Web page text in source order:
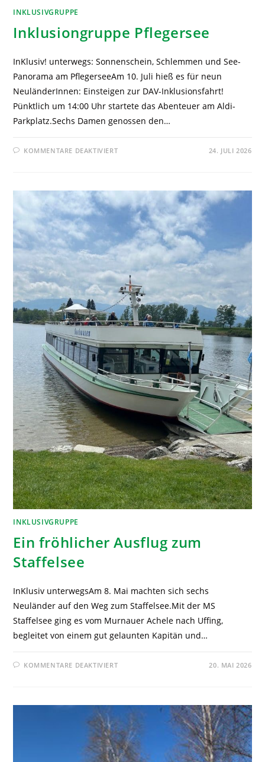
INKLUSIVGRUPPE
Inklusiongruppe Pflegersee
InKlusiv! unterwegs: Sonnenschein, Schlemmen und See-
Panorama am PflegerseeAm 10. Juli hieß es für neun
NeuländerInnen: Einsteigen zur DAV-Inklusionsfahrt!
Pünktlich um 14:00 Uhr startete das Abenteuer am Aldi-
Parkplatz.Sechs Damen genossen den…
KOMMENTARE DEAKTIVIERT 24. JULI 2026
INKLUSIVGRUPPE
Ein fröhlicher Ausflug zum
Staffelsee
InKlusiv unterwegsAm 8. Mai machten sich sechs
Neuländer auf den Weg zum Staffelsee.Mit der MS
Staffelsee ging es vom Murnauer Achele nach Uffing,
begleitet von einem gut gelaunten Kapitän und…
KOMMENTARE DEAKTIVIERT 20. MAI 2026